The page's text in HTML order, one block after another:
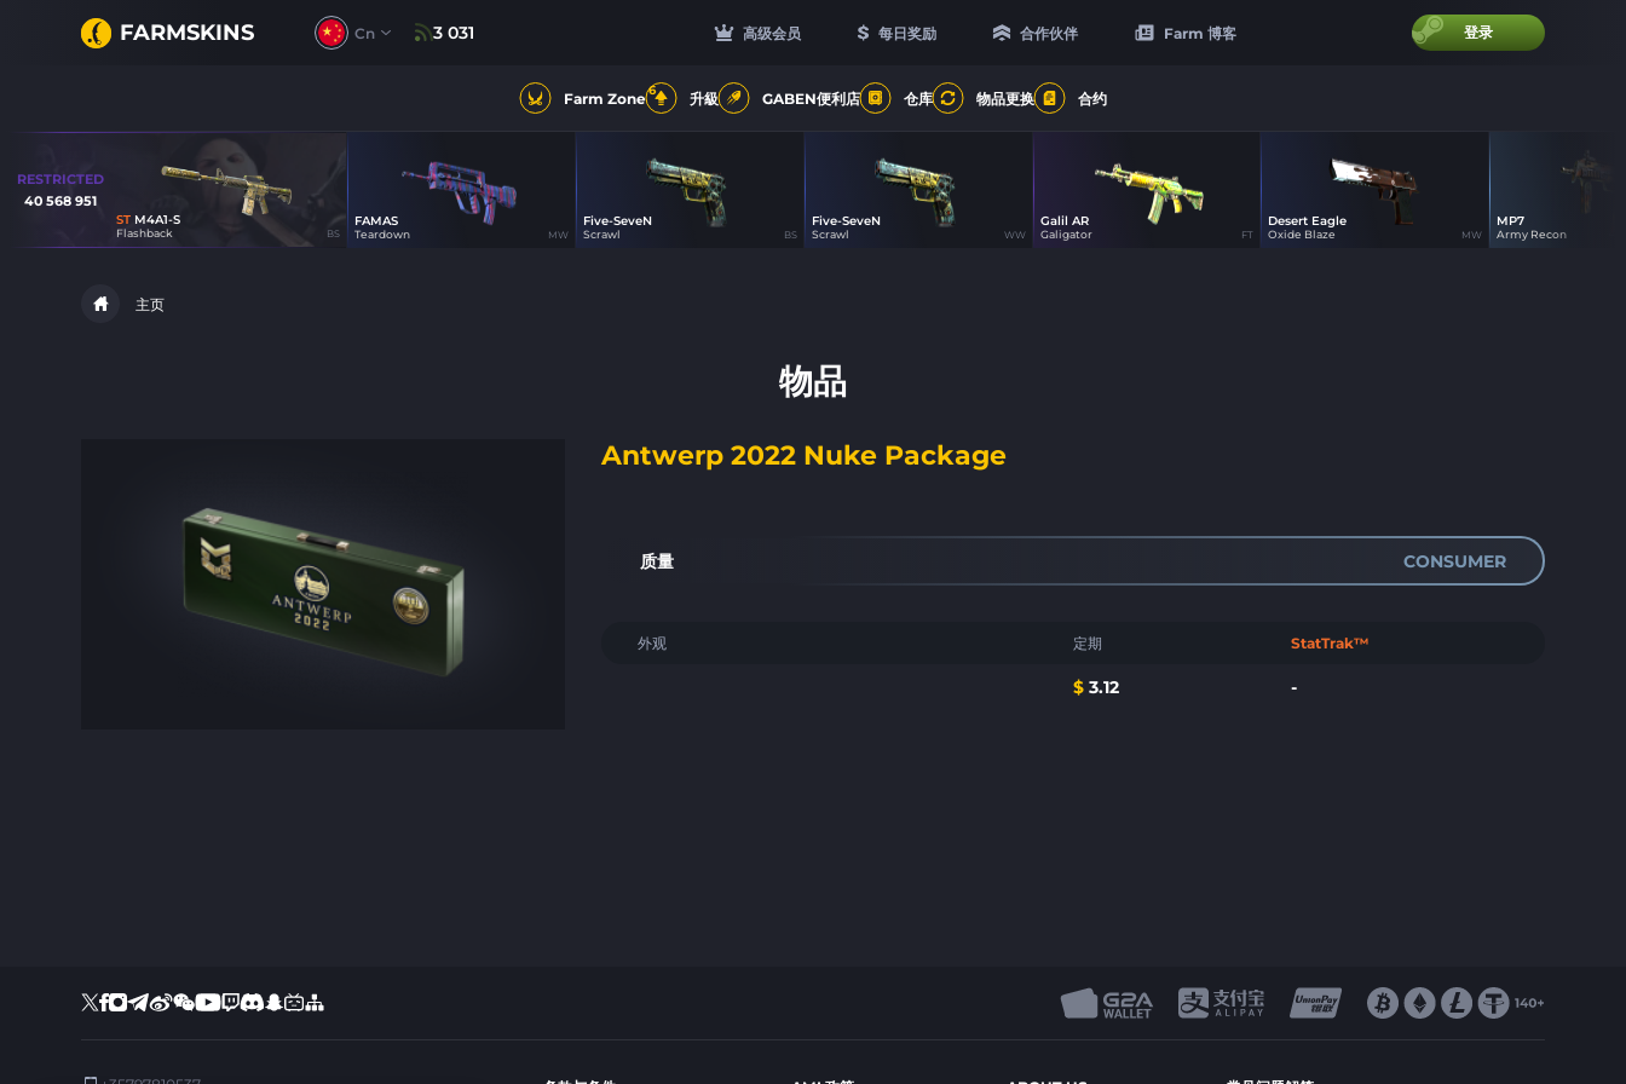
FARMSKINS 高级会员 每日奖励 合作伙伴 Farm 博客
Cn 3 031 登录
Farm Zone6 升級 GABEN便利店 仓库 物品更换 合约
RESTRICTED
40 568 951
ST M4A1-S
Flashback BS
FAMAS
Teardown MW
Five-SeveN
Scrawl BS
Five-SeveN
Scrawl WW
Galil AR
Galigator FT
Desert Eagle
Oxide Blaze MW
MP7
Army Recon
主页
物品
Antwerp 2022 Nuke Package
质量 CONSUMER
外观 定期 StatTrak™
$ 3.12 -